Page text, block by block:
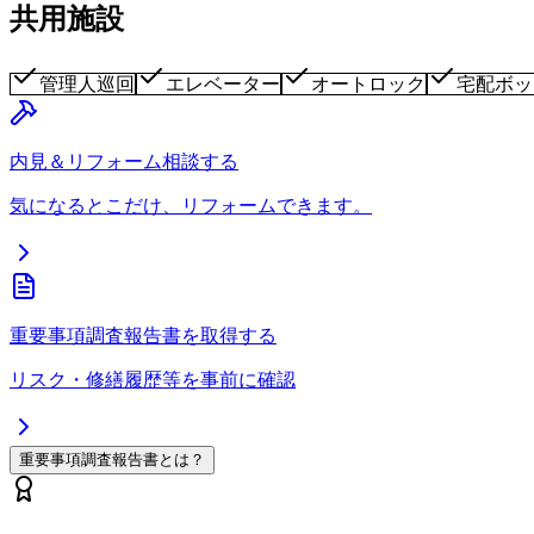
共用施設
管理人巡回 エレベーター オートロック 宅配ボ
内見＆リフォーム相談する
気になるとこだけ、リフォームできます。
重要事項調査報告書を取得する
リスク・修繕履歴等を事前に確認
重要事項調査報告書とは？